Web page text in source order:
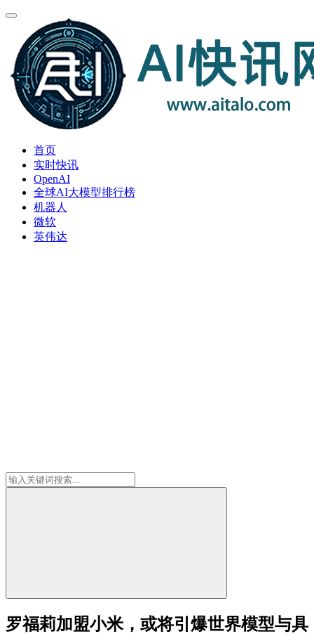
首页
实时快讯
OpenAI
全球AI大模型排行榜
机器人
微软
英伟达
罗福莉加盟小米，或将引爆世界模型与具